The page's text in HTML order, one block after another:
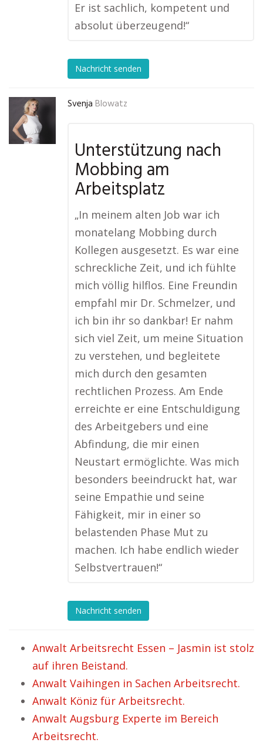
Er ist sachlich, kompetent und
absolut überzeugend!“
Nachricht senden
Svenja Blowatz
Unterstützung nach
Mobbing am
Arbeitsplatz
„In meinem alten Job war ich
monatelang Mobbing durch
Kollegen ausgesetzt. Es war eine
schreckliche Zeit, und ich fühlte
mich völlig hilflos. Eine Freundin
empfahl mir Dr. Schmelzer, und
ich bin ihr so dankbar! Er nahm
sich viel Zeit, um meine Situation
zu verstehen, und begleitete
mich durch den gesamten
rechtlichen Prozess. Am Ende
erreichte er eine Entschuldigung
des Arbeitgebers und eine
Abfindung, die mir einen
Neustart ermöglichte. Was mich
besonders beeindruckt hat, war
seine Empathie und seine
Fähigkeit, mir in einer so
belastenden Phase Mut zu
machen. Ich habe endlich wieder
Selbstvertrauen!“
Nachricht senden
Anwalt Arbeitsrecht Essen – Jasmin ist stolz
auf ihren Beistand.
Anwalt Vaihingen in Sachen Arbeitsrecht.
Anwalt Köniz für Arbeitsrecht.
Anwalt Augsburg Experte im Bereich
Arbeitsrecht.